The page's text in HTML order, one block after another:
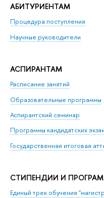
АБИТУРИЕНТАМ
Процедура поступления
Научные руководители
АСПИРАНТАМ
Расписание занятий
Образовательные программы
Аспирантский семинар
Программы кандидатских
Государственная итоговая
СТИПЕНДИИ И
Единый трек обучения